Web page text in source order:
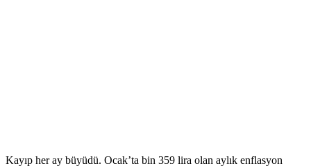
Kayıp her ay büyüdü. Ocak’ta bin 359 lira olan aylık enflasyon